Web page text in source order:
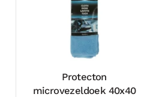
Protecton
microvezeldoek 40x40